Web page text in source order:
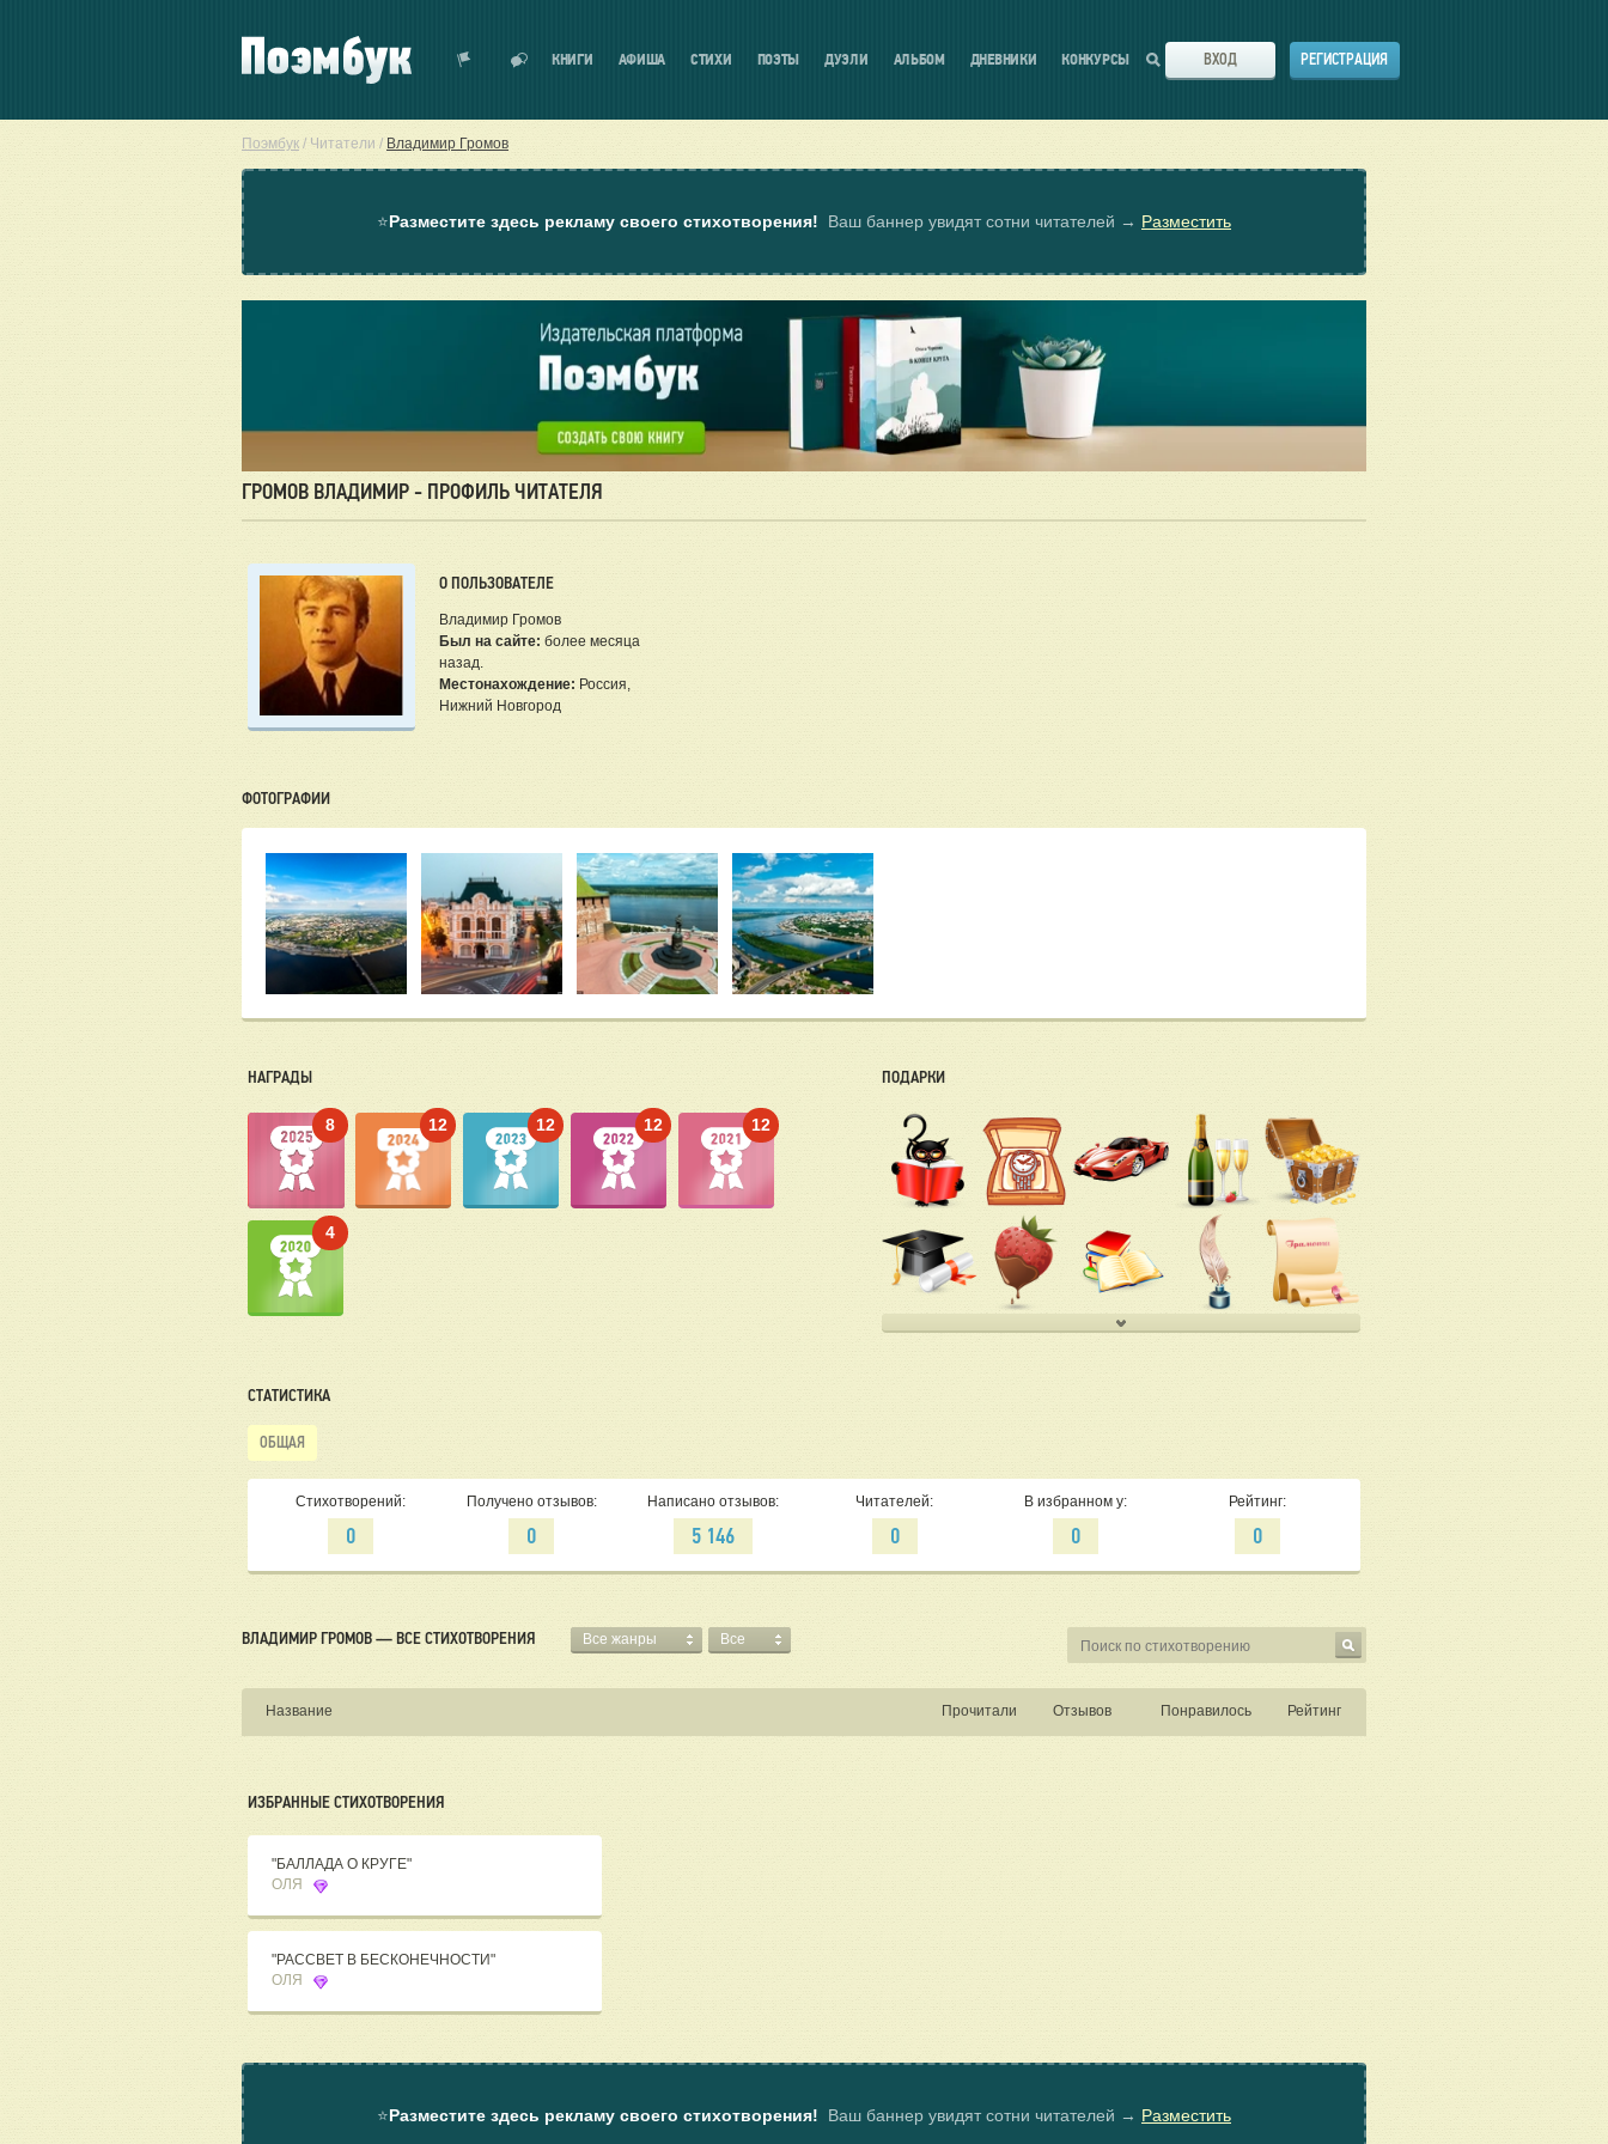
КНИГИ АФИША СТИХИ ПОЭТЫ ДУЭЛИ АЛЬБОМ ДНЕВНИКИ КОНКУРСЫ ВХОД РЕГИСТРАЦИЯ
Поэмбук / Читатели / Владимир Громов
⭐Разместите здесь рекламу своего стихотворения! Ваш баннер увидят сотни читателей → Разместить
ГРОМОВ ВЛАДИМИР - ПРОФИЛЬ ЧИТАТЕЛЯ
О ПОЛЬЗОВАТЕЛЕ
Владимир Громов
Был на сайте: более месяца
назад.
Местонахождение: Россия,
Нижний Новгород
ФОТОГРАФИИ
НАГРАДЫ
8 12 12 12 12
4
ПОДАРКИ
СТАТИСТИКА
ОБЩАЯ
Стихотворений:
0
Получено отзывов:
0
Написано отзывов:
5 146
Читателей:
0
В избранном у:
0
Рейтинг:
0
ВЛАДИМИР ГРОМОВ — ВСЕ СТИХОТВОРЕНИЯ Все жанры Все
Название Прочитали Отзывов Понравилось Рейтинг
ИЗБРАННЫЕ СТИХОТВОРЕНИЯ
"БАЛЛАДА О КРУГЕ"
ОЛЯ
"РАССВЕТ В БЕСКОНЕЧНОСТИ"
ОЛЯ
⭐Разместите здесь рекламу своего стихотворения! Ваш баннер увидят сотни читателей → Разместить